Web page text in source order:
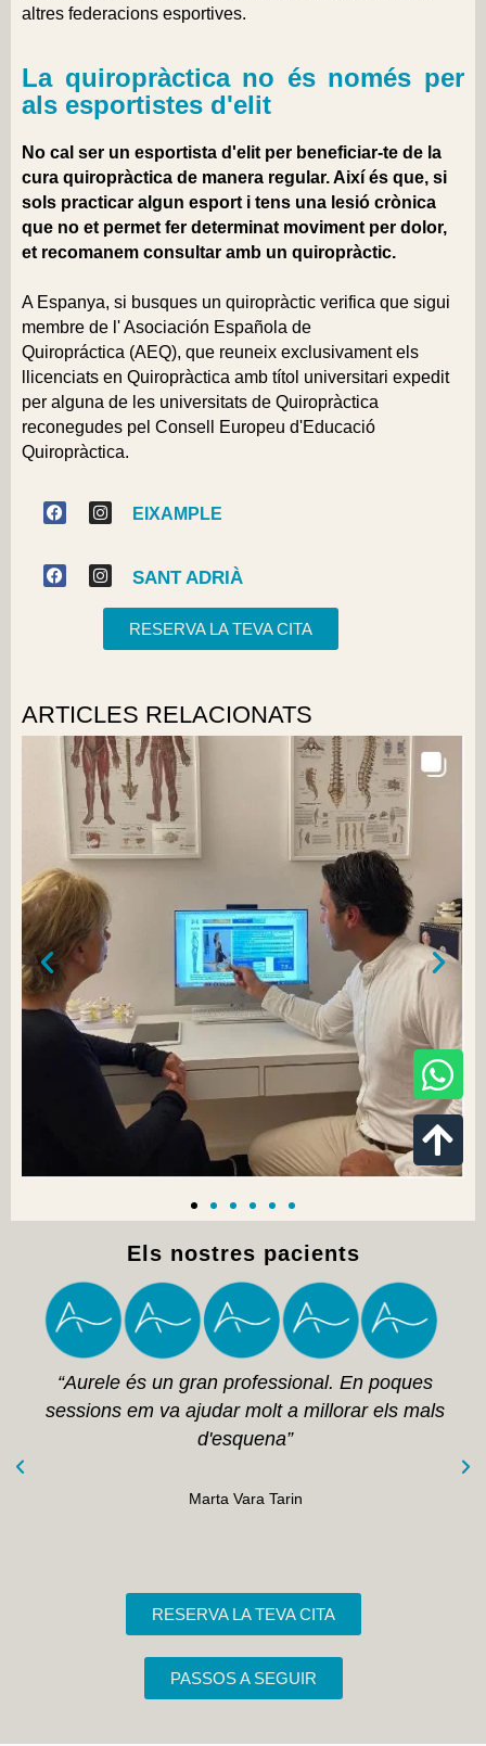
altres federacions esportives.
La quiropràctica no és només per
als esportistes d'elit
No cal ser un esportista d'elit per beneficiar-te de la
cura quiropràctica de manera regular. Així és que, si
sols practicar algun esport i tens una lesió crònica
que no et permet fer determinat moviment per dolor,
et recomanem consultar amb un quiropràctic.
A Espanya, si busques un quiropràctic verifica que sigui
membre de l'Asociación Española de
Quiropráctica (AEQ), que reuneix exclusivament els
llicenciats en Quiropràctica amb títol universitari expedit
per alguna de les universitats de Quiropràctica
reconegudes pel Consell Europeu d'Educació
Quiropràctica.
EIXAMPLE
SANT ADRIÀ
RESERVA LA TEVA CITA
ARTICLES RELACIONATS
Els nostres pacients
“Aurele és un gran professional. En poques
sessions em va ajudar molt a millorar els mals
d'esquena”
Marta Vara Tarin
RESERVA LA TEVA CITA
PASSOS A SEGUIR